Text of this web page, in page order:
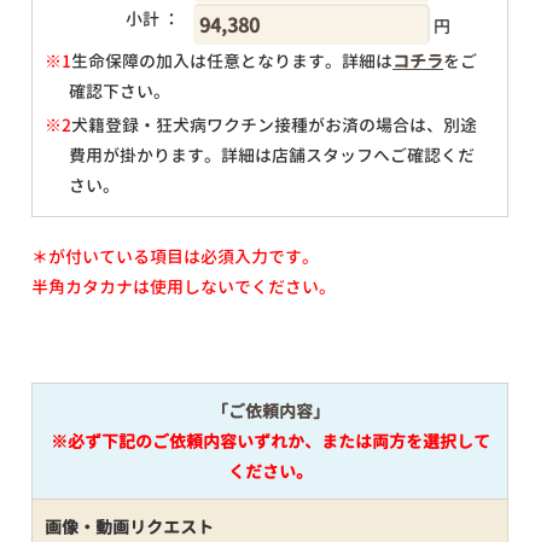
小計 ：
円
※1生命保障の加入は任意となります。詳細はコチラをご
確認下さい。
※2犬籍登録・狂犬病ワクチン接種がお済の場合は、別途
費用が掛かります。詳細は店舗スタッフへご確認くだ
さい。
＊が付いている項目は必須入力です。
半角カタカナは使用しないでください。
「ご依頼内容」
※必ず下記のご依頼内容いずれか、または両方を選択して
ください。
画像・動画リクエスト